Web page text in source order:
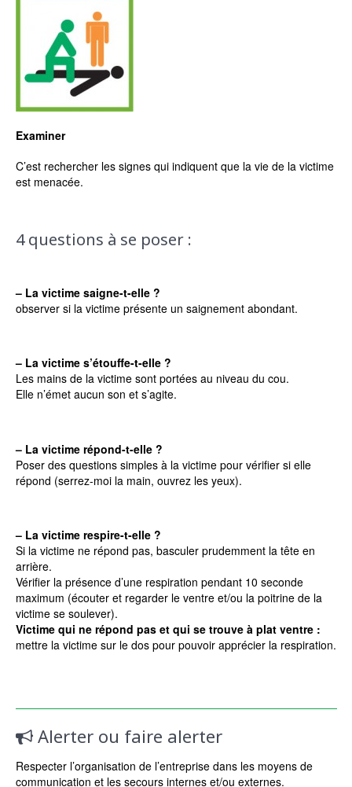
Examiner
C’est rechercher les signes qui indiquent que la vie de la victime
est menacée.
4 questions à se poser :
– La victime saigne-t-elle ?
observer si la victime présente un saignement abondant.
– La victime s’étouffe-t-elle ?
Les mains de la victime sont portées au niveau du cou.
Elle n’émet aucun son et s’agite.
– La victime répond-t-elle ?
Poser des questions simples à la victime pour vérifier si elle
répond (serrez-moi la main, ouvrez les yeux).
– La victime respire-t-elle ?
Si la victime ne répond pas, basculer prudemment la tête en
arrière.
Vérifier la présence d’une respiration pendant 10 seconde
maximum (écouter et regarder le ventre et/ou la poitrine de la
victime se soulever).
Victime qui ne répond pas et qui se trouve à plat ventre :
mettre la victime sur le dos pour pouvoir apprécier la respiration.
Alerter ou faire alerter
Respecter l’organisation de l’entreprise dans les moyens de
communication et les secours internes et/ou externes.